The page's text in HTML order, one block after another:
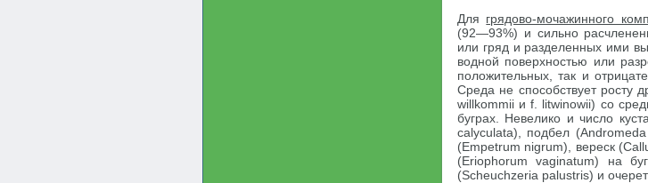
Для грядово-мочажинного
(92—93%) и сильно
или гряд и разделенных ими
водной поверхностью или
положительных, так и
Среда не способствует росту
willkommii и f. litwinowii) со
буграх. Невелико и число
calyculata), подбел
(Empetrum nigrum), вереск
(Eriophorum vaginatum) на
(Scheuchzeria palustris) и